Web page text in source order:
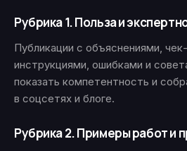
Рубрика 1. Польза и
Публикации с объяснениями,
инструкциями, ошибками и
показать компетентность и
в соцсетях и блоге.
Рубрика 2. Примеры работ и